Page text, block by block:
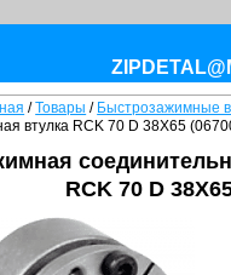
/ Товары / Быстрозажимные
втулка RCK 70 D 38X65
RCK 70 D